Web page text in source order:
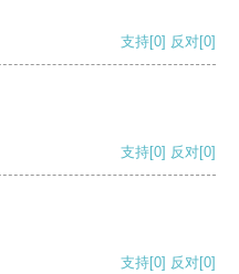
支持[0] 反对[0]
支持[0] 反对[0]
支持[0] 反对[0]